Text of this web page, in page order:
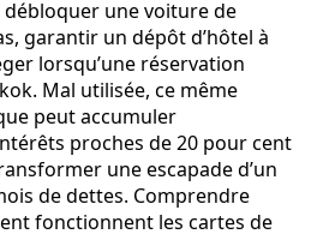
débloquer une voiture de
garantir un dépôt d’hôtel à
lorsqu’une réservation
Mal utilisée, ce même
peut accumuler
proches de 20 pour cent
une escapade d’un
de dettes. Comprendre
fonctionnent les cartes de